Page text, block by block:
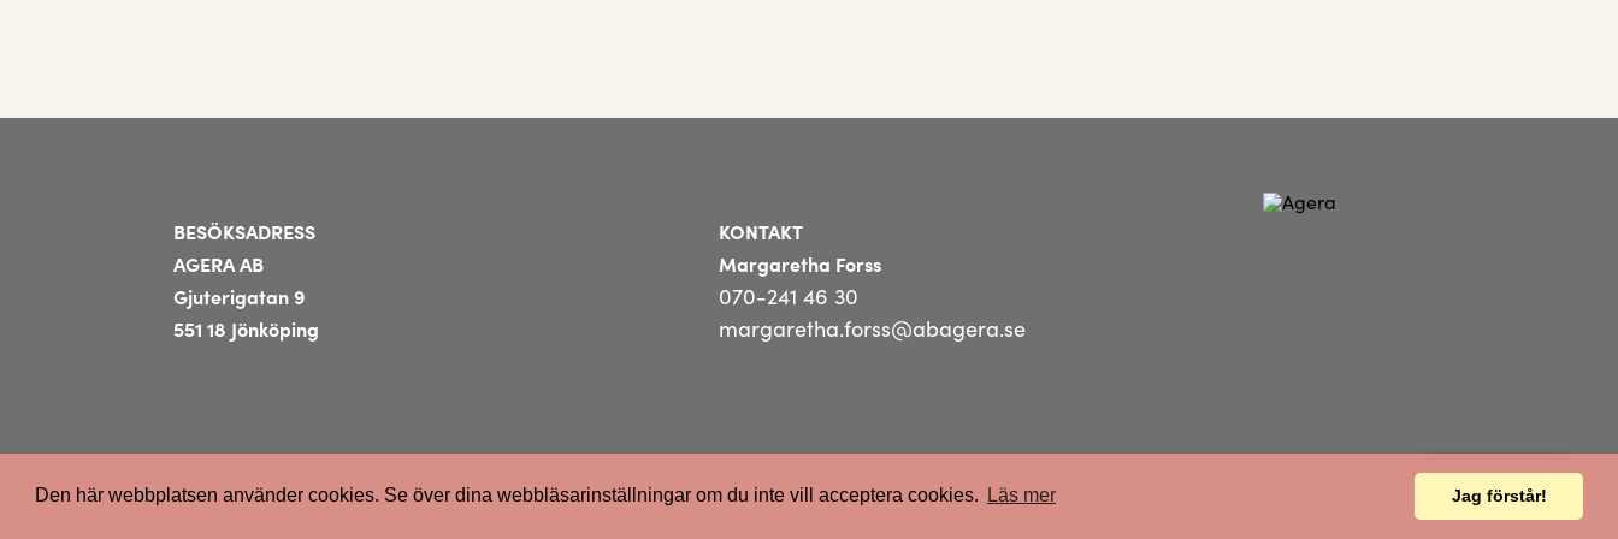
Den här webbplatsen använder cookies. Se över dina webbläsarinställningar om du inte vill acceptera cookies. Läs mer Jag förstår!
BESÖKSADRESS
AGERA AB
Gjuterigatan 9
551 18 Jönköping
KONTAKT
Margaretha Forss
070-241 46 30
margaretha.forss@abagera.se
Varukorg 0